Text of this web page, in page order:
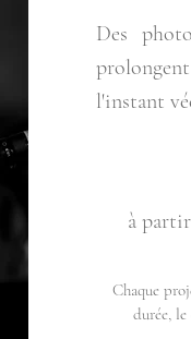
Des
l'instant
à
Chaque
durée,